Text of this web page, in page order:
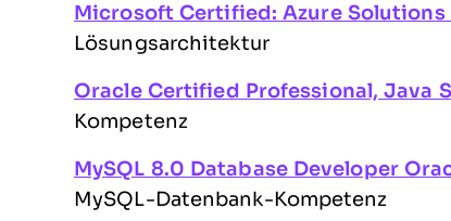
Microsoft Certified: Azure
Lösungsarchitektur
Oracle Certified Professional, Java
Kompetenz
MySQL 8.0 Database Developer
MySQL-Datenbank-Kompetenz